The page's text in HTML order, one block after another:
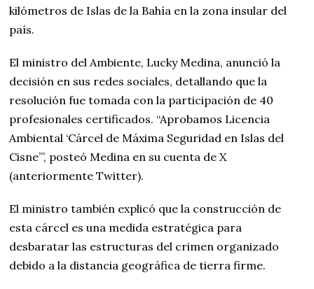
kilómetros de Islas de la Bahía en la zona insular del
país.
El ministro del Ambiente, Lucky Medina, anunció la
decisión en sus redes sociales, detallando que la
resolución fue tomada con la participación de 40
profesionales certificados. “Aprobamos Licencia
Ambiental ‘Cárcel de Máxima Seguridad en Islas del
Cisne’”, posteó Medina en su cuenta de X
(anteriormente Twitter).
El ministro también explicó que la construcción de
esta cárcel es una medida estratégica para
desbaratar las estructuras del crimen organizado
debido a la distancia geográfica de tierra firme.